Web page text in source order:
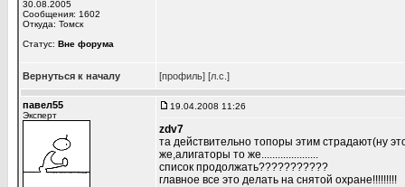
30.08.2005
Сообщения: 1602
Откуда: Томск
Статус: Вне форума
Вернуться к началу [профиль] [л.с.]
павел55
Эксперт
19.04.2008 11:26
zdv7
та действительно топоры этим страдают(ну
же,алигаторы то же.....................
список продолжать???????????
главное все это делать на снятой охране!!!!!!!!!